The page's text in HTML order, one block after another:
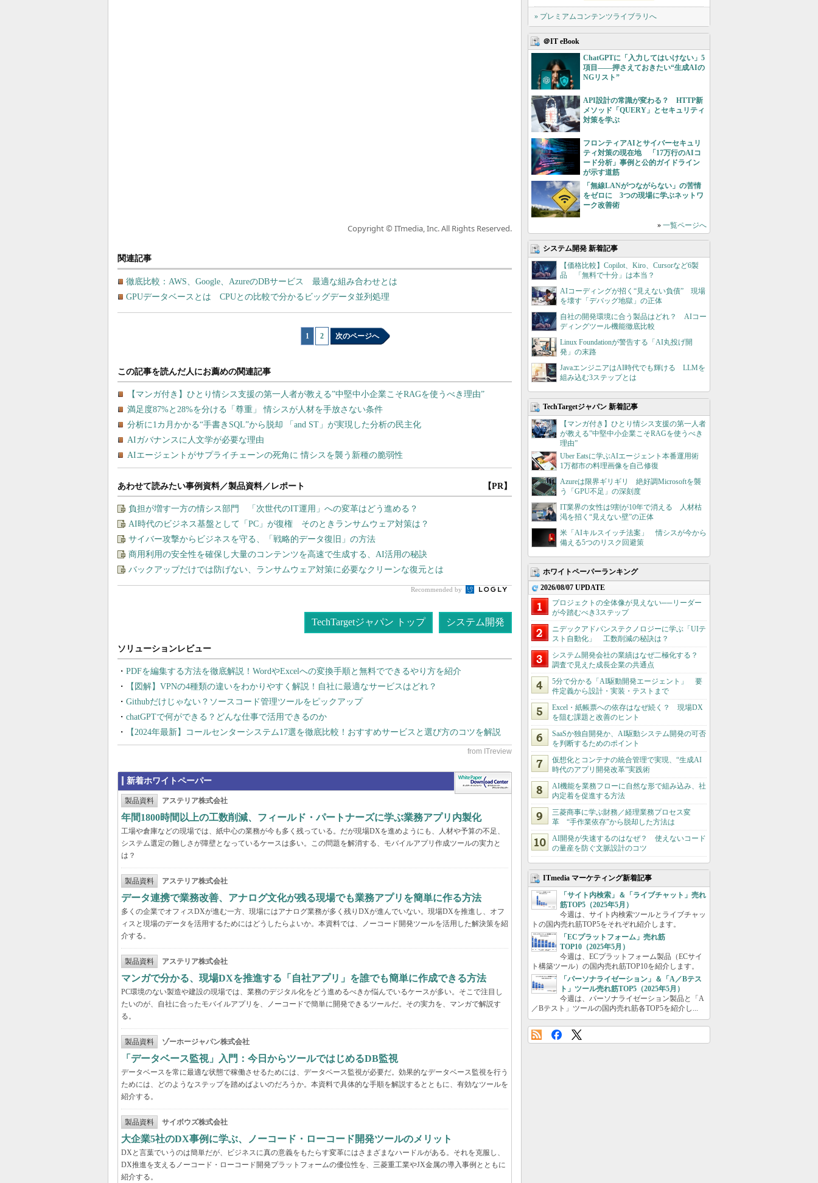
Copyright © ITmedia, Inc. All Rights Reserved.
関連記事
徹底比較：AWS、Google、AzureのDBサービス 最適な組み合わせとは
GPUデータベースとは CPUとの比較で分かるビッグデータ並列処理
1 2 次のページへ
あわせて読みたい事例資料／製品資料／レポート 【PR】
負担が増す一方の情シス部門 「次世代のIT運用」への変革はどう進める？
AI時代のビジネス基盤として「PC」が復権 そのときランサムウェア対策は？
サイバー攻撃からビジネスを守る、「戦略的データ復旧」の方法
商用利用の安全性を確保し大量のコンテンツを高速で生成する、AI活用の秘訣
バックアップだけでは防げない、ランサムウェア対策に必要なクリーンな復元とは
Recommended by
TechTargetジャパン トップ システム開発
PDFを編集する方法を徹底解説！WordやExcelへの変換手順と無料でできるやり方を紹介
【図解】VPNの4種類の違いをわかりやすく解説！自社に最適なサービスはどれ？
Githubだけじゃない？ソースコード管理ツールをピックアップ
chatGPTで何ができる？どんな仕事で活用できるのか
【2024年最新】コールセンターシステム17選を徹底比較！おすすめサービスと選び方のコツを解説
新着ホワイトペーパー
製品資料 アステリア株式会社
年間1800時間以上の工数削減、フィールド・パートナーズに学ぶ業務アプリ内製化
工場や倉庫などの現場では、紙中心の業務が今も多く残っている。だが現場DXを進めようにも、人材や予算の不足、
システム選定の難しさが障壁となっているケースは多い。この問題を解消する、モバイルアプリ作成ツールの実力と
は？
製品資料 アステリア株式会社
データ連携で業務改善、アナログ文化が残る現場でも業務アプリを簡単に作る方法
多くの企業でオフィスDXが進む一方、現場にはアナログ業務が多く残りDXが進んでいない。現場DXを推進し、オフ
ィスと現場のデータを活用するためにはどうしたらよいか。本資料では、ノーコード開発ツールを活用した解決策を紹
介する。
製品資料 アステリア株式会社
マンガで分かる、現場DXを推進する「自社アプリ」を誰でも簡単に作成できる方法
PC環境のない製造や建設の現場では、業務のデジタル化をどう進めるべきか悩んでいるケースが多い。そこで注目し
たいのが、自社に合ったモバイルアプリを、ノーコードで簡単に開発できるツールだ。その実力を、マンガで解説す
る。
製品資料 ゾーホージャパン株式会社
「データベース監視」入門：今日からツールではじめるDB監視
データベースを常に最適な状態で稼働させるためには、データベース監視が必要だ。効果的なデータベース監視を行う
ためには、どのようなステップを踏めばよいのだろうか。本資料で具体的な手順を解説するとともに、有効なツールを
紹介する。
製品資料 サイボウズ株式会社
大企業5社のDX事例に学ぶ、ノーコード・ローコード開発ツールのメリット
DXと言葉でいうのは簡単だが、ビジネスに真の意義をもたらす変革にはさまざまなハードルがある。それを克服し、
DX推進を支えるノーコード・ローコード開発プラットフォームの優位性を、三菱重工業やJX金属の導入事例とともに
紹介する。
» プレミアムコンテンツライブラリへ
＠IT eBook
ChatGPTに「入力してはいけない」5
項目――押さえておきたい“生成AIの
NGリスト”
API設計の常識が変わる？ HTTP新
メソッド「QUERY」とセキュリティ
対策を学ぶ
フロンティアAIとサイバーセキュリ
ティ対策の現在地 「17万行のAIコ
ード分析」事例と公的ガイドライン
が示す道筋
「無線LANがつながらない」の苦情
をゼロに 3つの現場に学ぶネットワ
ーク改善術
» 一覧ページへ
システム開発 新着記事
【価格比較】Copilot、Kiro、Cursorなど6製
品 「無料で十分」は本当？
AIコーディングが招く“見えない負債” 現場
を壊す「デバッグ地獄」の正体
自社の開発環境に合う製品はどれ？ AIコー
ディングツール機能徹底比較
Linux Foundationが警告する「AI丸投げ開
発」の末路
JavaエンジニアはAI時代でも輝ける LLMを
組み込む3ステップとは
TechTargetジャパン 新着記事
【マンガ付き】ひとり情シス支援の第一人者
が教える”中堅中小企業こそRAGを使うべき
理由”
Uber Eatsに学ぶAIエージェント本番運用術
1万都市の料理画像を自己修復
Azureは限界ギリギリ 絶好調Microsoftを襲
う「GPU不足」の深刻度
IT業界の女性は9割が10年で消える 人材枯
渇を招く“見えない壁”の正体
米「AIキルスイッチ法案」 情シスが今から
備える5つのリスク回避策
ホワイトペーパーランキング
2026/08/07 UPDATE
プロジェクトの全体像が見えない──リーダー
が今踏むべき3ステップ
ニデックアドバンステクノロジーに学ぶ「UIテ
スト自動化」 工数削減の秘訣は？
システム開発会社の業績はなぜ二極化する？
調査で見えた成長企業の共通点
5分で分かる「AI駆動開発エージェント」 要
件定義から設計・実装・テストまで
Excel・紙帳票への依存はなぜ続く？ 現場DX
を阻む課題と改善のヒント
SaaSか独自開発か、AI駆動システム開発の可否
を判断するためのポイント
仮想化とコンテナの統合管理で実現、“生成AI
時代のアプリ開発改革”実践術
AI機能を業務フローに自然な形で組み込み、社
内定着を促進する方法
三菱商事に学ぶ財務／経理業務プロセス変
革 “手作業依存”から脱却した方法は
AI開発が失速するのはなぜ？ 使えないコード
の量産を防ぐ文脈設計のコツ
ITmedia マーケティング新着記事
「サイト内検索」＆「ライブチャット」売れ
筋TOP5（2025年5月）
今週は、サイト内検索ツールとライブチャッ
トの国内売れ筋TOP5をそれぞれ紹介します。
「ECプラットフォーム」売れ筋
TOP10（2025年5月）
今週は、ECプラットフォーム製品（ECサイ
ト構築ツール）の国内売れ筋TOP10を紹介します。
「パーソナライゼーション」＆「A／Bテス
ト」ツール売れ筋TOP5（2025年5月）
今週は、パーソナライゼーション製品と「A
／Bテスト」ツールの国内売れ筋各TOP5を紹介し...